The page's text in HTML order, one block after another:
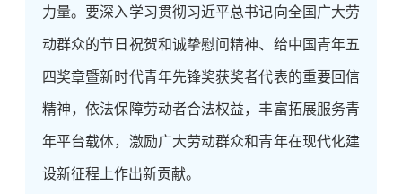
力量。要深入学习贯彻习近平总书记向全国广大劳
动群众的节日祝贺和诚挚慰问精神、给中国青年五
四奖章暨新时代青年先锋奖获奖者代表的重要回信
精神，依法保障劳动者合法权益，丰富拓展服务青
年平台载体，激励广大劳动群众和青年在现代化建
设新征程上作出新贡献。